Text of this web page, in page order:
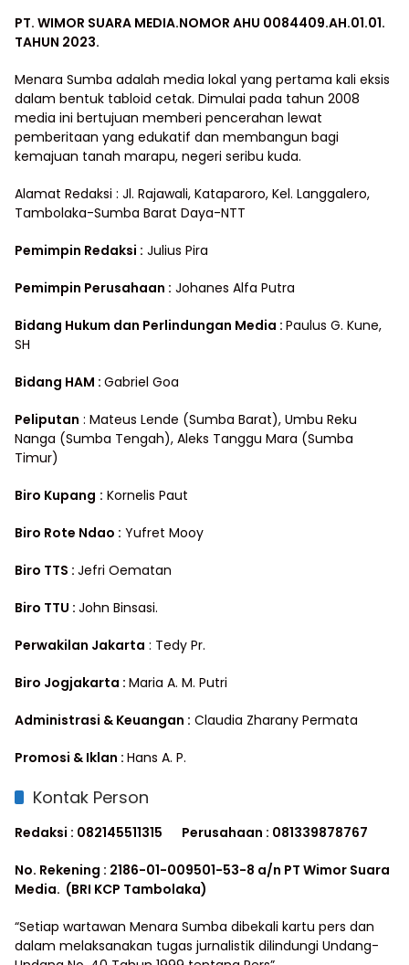
PT. WIMOR SUARA MEDIA.NOMOR AHU 0084409.AH.01.01.
TAHUN 2023.
Menara Sumba adalah media lokal yang pertama kali eksis
dalam bentuk tabloid cetak. Dimulai pada tahun 2008
media ini bertujuan memberi pencerahan lewat
pemberitaan yang edukatif dan membangun bagi
kemajuan tanah marapu, negeri seribu kuda.
Alamat Redaksi : Jl. Rajawali, Kataparoro, Kel. Langgalero,
Tambolaka-Sumba Barat Daya-NTT
Pemimpin Redaksi : Julius Pira
Pemimpin Perusahaan : Johanes Alfa Putra
Bidang Hukum dan Perlindungan Media : Paulus G. Kune,
SH
Bidang HAM : Gabriel Goa
Peliputan : Mateus Lende (Sumba Barat), Umbu Reku
Nanga (Sumba Tengah), Aleks Tanggu Mara (Sumba
Timur)
Biro Kupang : Kornelis Paut
Biro Rote Ndao : Yufret Mooy
Biro TTS : Jefri Oematan
Biro TTU : John Binsasi.
Perwakilan Jakarta : Tedy Pr.
Biro Jogjakarta : Maria A. M. Putri
Administrasi & Keuangan : Claudia Zharany Permata
Promosi & Iklan : Hans A. P.
Kontak Person
Redaksi : 082145511315 Perusahaan : 081339878767
No. Rekening : 2186-01-009501-53-8 a/n PT Wimor Suara
Media. (BRI KCP Tambolaka)
“Setiap wartawan Menara Sumba dibekali kartu pers dan
dalam melaksanakan tugas jurnalistik dilindungi Undang-